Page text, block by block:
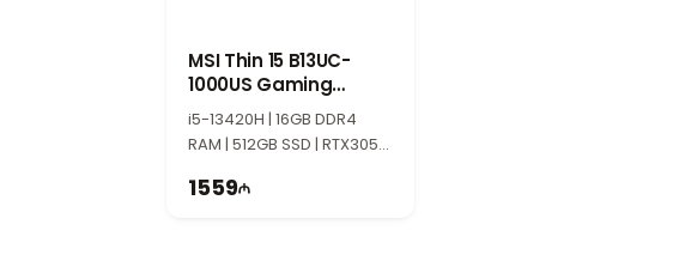
MSI Thin 15 B13UC-
1000US Gaming
Laptop
i5-13420H | 16GB DDR4
RAM | 512GB SSD | RTX3050
Win11
1559